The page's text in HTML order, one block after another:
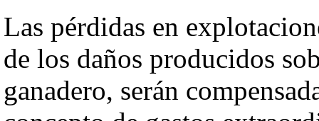
Las pérdidas en
de los daños producidos
ganadero, serán